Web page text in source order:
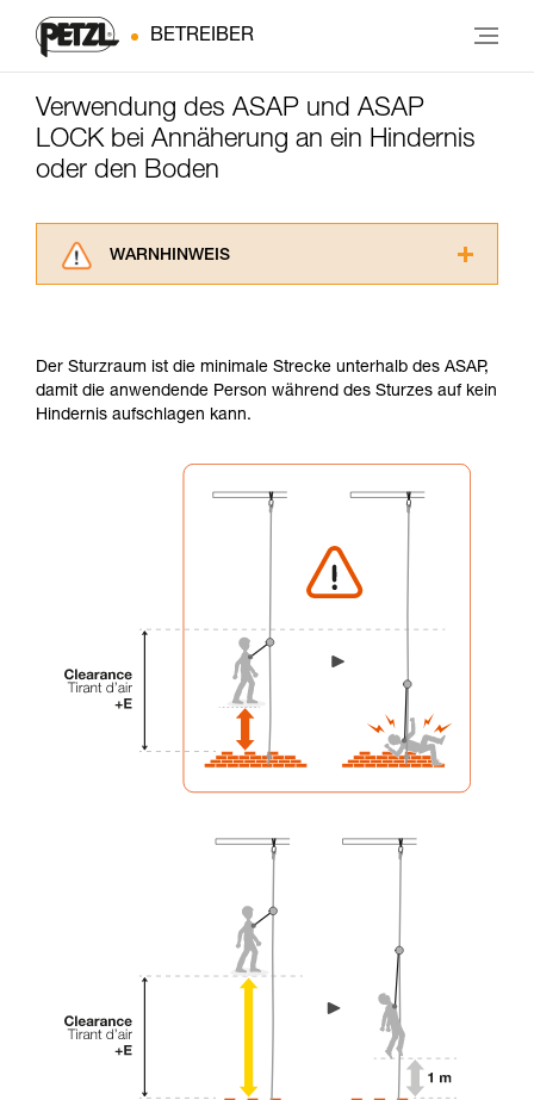
BETREIBER
Verwendung des ASAP und ASAP
LOCK bei Annäherung an ein Hindernis
oder den Boden
WARNHINWEIS
ziehen. Um diese Zusatzinformationen
verstehen zu können, müssen Sie zuerst die in
der Gebrauchsanweisung enthaltenen
Die Beherrschung dieser Techniken setzt eine
entsprechende Ausbildung und ein spezielles
Training voraus. Prüfen Sie zusammen mit
Vorgang alleine sicher zu wiederholen, bevor
Sie ihn eigenständig durchführen.
verbundenen Techniken. Möglicherweise gibt es
noch andere Techniken, die hier nicht
beschrieben werden.
Der Sturzraum ist die minimale Strecke unterhalb des ASAP,
damit die anwendende Person während des Sturzes auf kein
Hindernis aufschlagen kann.